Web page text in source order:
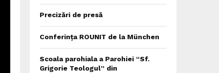
Precizări de presă
Conferința ROUNIT de la München
Scoala parohiala a Parohiei “Sf.
Grigorie Teologul” din